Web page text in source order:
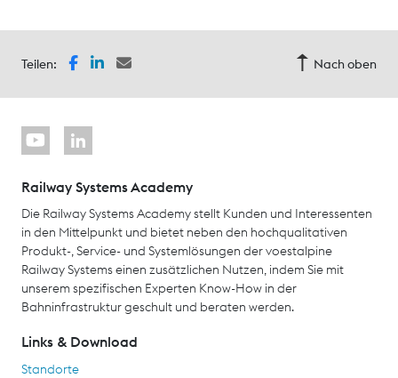
Teilen: Nach oben
Railway Systems Academy
Die Railway Systems Academy stellt Kunden und Interessenten
in den Mittelpunkt und bietet neben den hochqualitativen
Produkt-, Service- und Systemlösungen der voestalpine
Railway Systems einen zusätzlichen Nutzen, indem Sie mit
unserem spezifischen Experten Know-How in der
Bahninfrastruktur geschult und beraten werden.
Links & Download
Standorte